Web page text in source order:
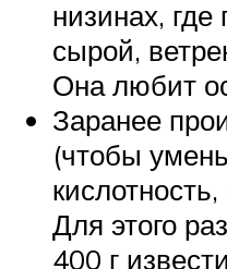
низинах, где
сырой,
Она любит
Заранее
(чтобы
Для этого
400 г